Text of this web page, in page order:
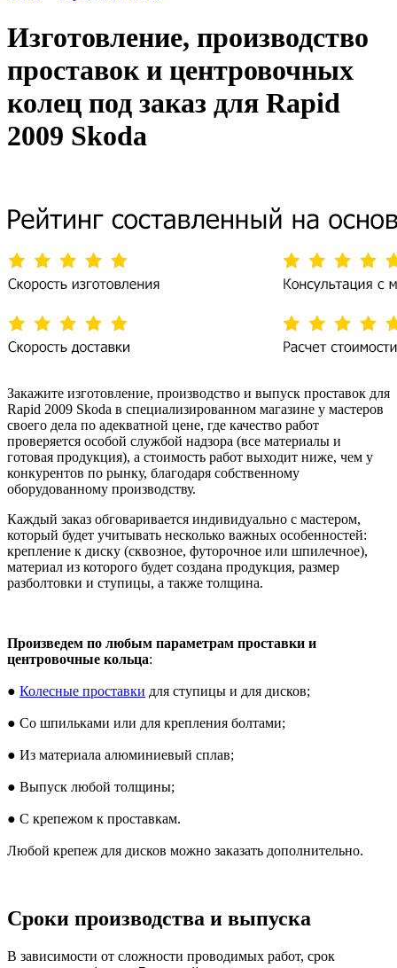
Изготовление, производство
проставок и центровочных
колец под заказ для Rapid
2009 Skoda
Закажите изготовление, производство и выпуск проставок для
Rapid 2009 Skoda в специализированном магазине у мастеров
своего дела по адекватной цене, где качество работ
проверяется особой службой надзора (все материалы и
готовая продукция), а стоимость работ выходит ниже, чем у
конкурентов по рынку, благодаря собственному
оборудованному производству.
Каждый заказ обговаривается индивидуально с мастером,
который будет учитывать несколько важных особенностей:
крепление к диску (сквозное, футорочное или шпилечное),
материал из которого будет создана продукция, размер
разболтовки и ступицы, а также толщина.
Произведем по любым параметрам проставки и
центровочные кольца:
● Колесные проставки для ступицы и для дисков;
● Со шпильками или для крепления болтами;
● Из материала алюминиевый сплав;
● Выпуск любой толщины;
● С крепежом к проставкам.
Любой крепеж для дисков можно заказать дополнительно.
Сроки производства и выпуска
В зависимости от сложности проводимых работ, срок